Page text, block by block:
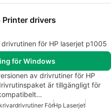
Printer drivers
för HP laserjet p1005
för Windows
av drivrutiner för HP
är tillgängligt för
FörHp Laserjet